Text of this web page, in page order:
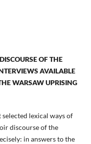
OF THE
AVAILABLE
WARSAW UPRISING
lexical ways of
discourse of the
in answers to the